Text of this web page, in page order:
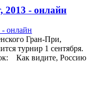
- онлайн
Гран-При,
турнир 1 сентября.
Как видите, Россию